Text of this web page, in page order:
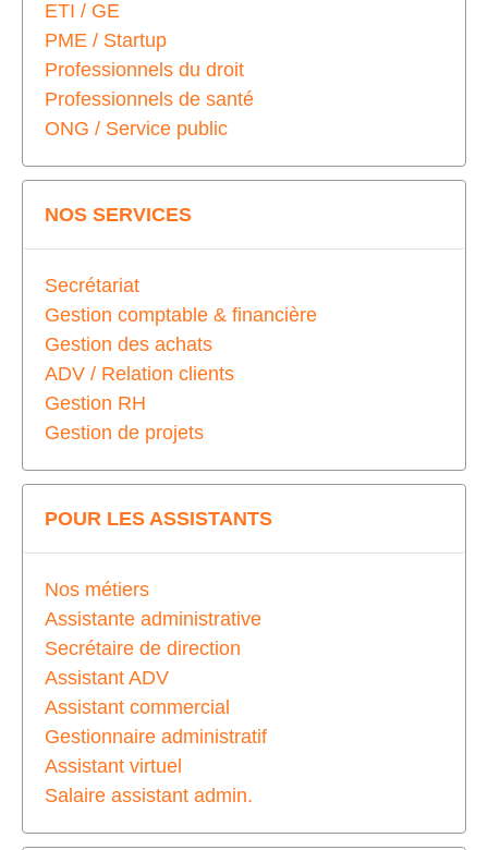
ETI / GE
PME / Startup
Professionnels du droit
Professionnels de santé
ONG / Service public
NOS SERVICES
Secrétariat
Gestion comptable & financière
Gestion des achats
ADV / Relation clients
Gestion RH
Gestion de projets
POUR LES ASSISTANTS
Nos métiers
Assistante administrative
Secrétaire de direction
Assistant ADV
Assistant commercial
Gestionnaire administratif
Assistant virtuel
Salaire assistant admin.